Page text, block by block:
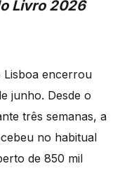
Livro 2026
Lisboa encerrou
junho. Desde o
três semanas, a
no habitual
de 850 mil